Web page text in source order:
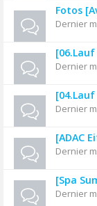
Fotos
Dernier
Dernier
Dernier
[ADAC
Dernier
[Spa
Dernier